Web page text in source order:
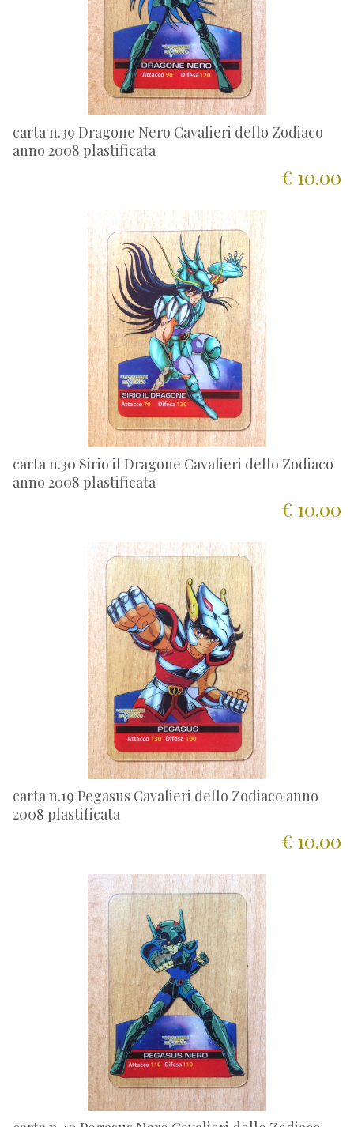
carta n.39 Dragone Nero Cavalieri dello Zodiaco
anno 2008 plastificata
€ 10.00
carta n.30 Sirio il Dragone Cavalieri dello Zodiaco
anno 2008 plastificata
€ 10.00
carta n.19 Pegasus Cavalieri dello Zodiaco anno
2008 plastificata
€ 10.00